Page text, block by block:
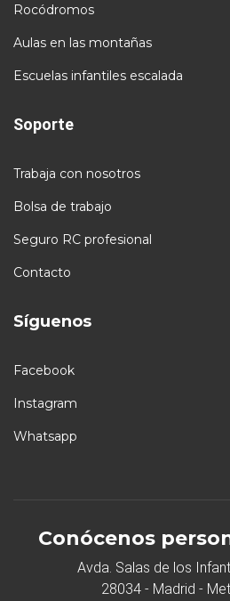
Rocódromos
Aulas en las montañas
Escuelas infantiles escalada
Soporte
Trabaja con nosotros
Bolsa de trabajo
Seguro RC profesional
Contacto
Síguenos
Facebook
Instagram
Whatsapp
Conócenos
Avda. Salas de los
28034 - Madrid -